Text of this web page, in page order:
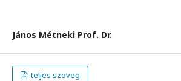
János Métneki Prof. Dr.
teljes szöveg